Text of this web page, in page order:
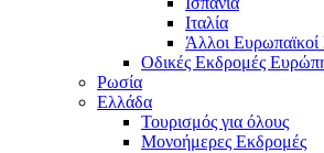
Ιταλία
Άλλοι Ευρωπαϊκοί
Οδικές Εκδρομές
Ρωσία
Ελλάδα
Τουρισμός για όλους
Mονοήμερες Εκδρομές